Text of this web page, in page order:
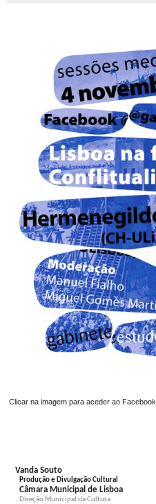
Clicar na imagem para aceder ao Facebook
Vanda Souto
Produção e Divulgação Cultural
Câmara Municipal de Lisboa
Direção Municipal da Cultura